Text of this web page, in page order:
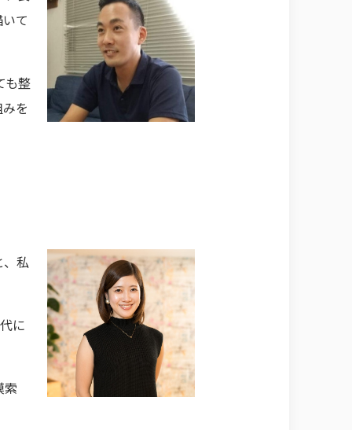
て
も整
を
私
に
索